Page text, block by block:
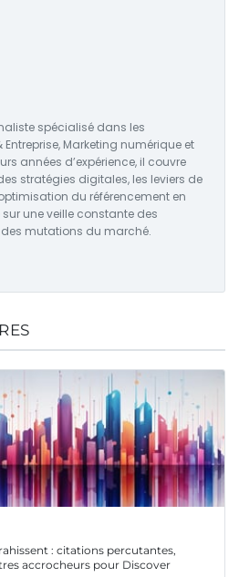
spécialisé dans les
Marketing numérique et
années d’expérience, il couvre
stratégies digitales, les leviers de
du référencement en
une veille constante des
mutations du marché.
: citations percutantes,
accrocheurs pour Discover